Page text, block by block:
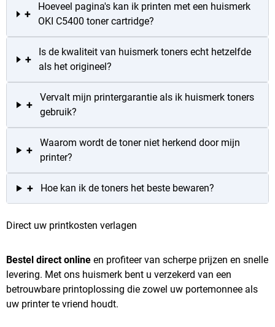
+
Hoeveel pagina's kan ik printen met een huismerk
OKI C5400 toner cartridge?
+
Is de kwaliteit van huismerk toners echt hetzelfde
als het origineel?
+
Vervalt mijn printergarantie als ik huismerk toners
gebruik?
+
Waarom wordt de toner niet herkend door mijn
printer?
+ Hoe kan ik de toners het beste bewaren?
Direct uw printkosten verlagen
Bestel direct online en profiteer van scherpe prijzen en snelle
levering. Met ons huismerk bent u verzekerd van een
betrouwbare printoplossing die zowel uw portemonnee als
uw printer te vriend houdt.